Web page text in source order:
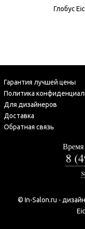
Глобус
Гарантия лучшей цены
Политика
Для дизайнеров
Доставка
Обратная связь
Время
8
© In-Salon.ru -